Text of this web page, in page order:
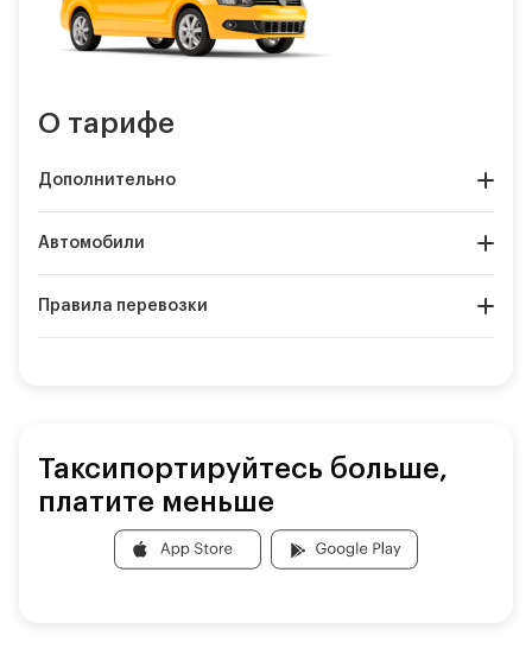
О тарифе
Дополнительно
Автомобили
Правила перевозки
Таксипортируйтесь больше,
платите меньше